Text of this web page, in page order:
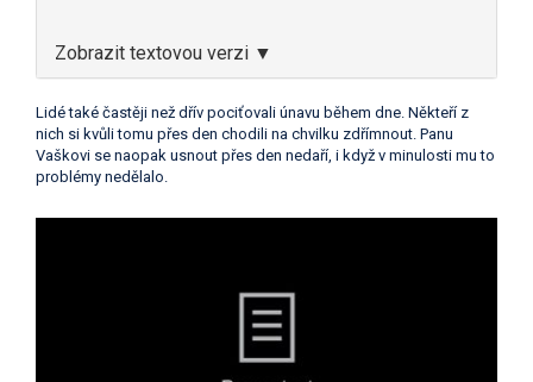
Zobrazit textovou verzi ▼
Lidé také častěji než dřív pociťovali únavu během dne. Někteří z
nich si kvůli tomu přes den chodili na chvilku zdřímnout. Panu
Vaškovi se naopak usnout přes den nedaří, i když v minulosti mu to
problémy nedělalo.